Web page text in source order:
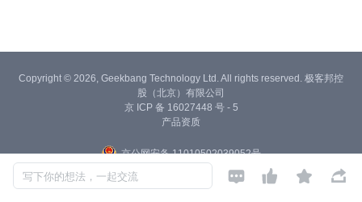
写下你的想法，一起交流    
Copyright © 2026, Geekbang Technology Ltd. All rights reserved. 极客邦控
股（北京）有限公司
京 ICP 备 16027448 号 - 5
产品资质
京公网安备 11010502039052号